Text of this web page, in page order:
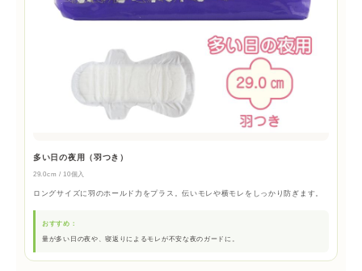
多い日の夜用（羽つき）
29.0cm / 10個入
ロングサイズに羽のホールド力をプラス。伝いモレや横モレをしっかり防ぎます。
おすすめ：
量が多い日の夜や、寝返りによるモレが不安な夜のガードに。